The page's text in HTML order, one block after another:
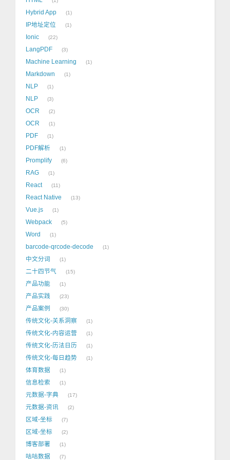
Hybrid App 1
IP地址定位 1
Ionic 22
LangPDF 3
Machine Learning 1
Markdown 1
NLP 1
NLP 3
OCR 2
OCR 1
PDF 1
PDF解析 1
Promplify 6
RAG 1
React 11
React Native 13
Vue.js 1
Webpack 5
Word 1
barcode-qrcode-decode 1
中文分词 1
二十四节气 15
产品功能 1
产品实践 23
产品案例 30
传统文化-关系洞察 1
传统文化-内容运营 1
传统文化-历法日历 1
传统文化-每日趋势 1
体育数据 1
信息检索 1
元数据-字典 17
元数据-资讯 2
区域-坐标 7
区域-坐标 2
博客部署 1
咕咕数据 7